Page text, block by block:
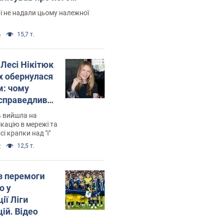
рак
не надали цьому належної
15,7 т.
Нікітюк
обернулася
чому
вийшла на
в мережі та
крапки над "і"
12,5 т.
перемоги
у
Ліги
Відео